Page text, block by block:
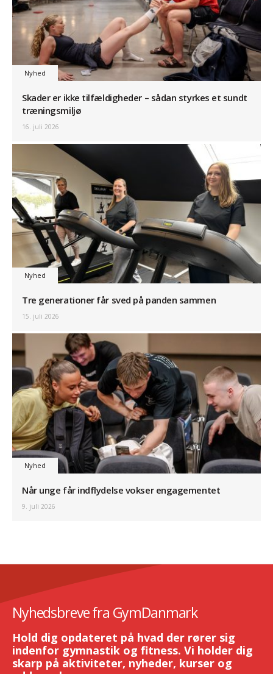
Nyhed
Skader er ikke tilfældigheder – sådan styrkes et sundt
træningsmiljø
16. juli 2026
Nyhed
Tre generationer får sved på panden sammen
15. juli 2026
Nyhed
Når unge får indflydelse vokser engagementet
9. juli 2026
Nyhedsbreve fra GymDanmark
Hold dig opdateret på hvad der rører sig
indenfor gymnastik og fitness. Vi holder dig
skarp på aktiviteter, nyheder, kurser og